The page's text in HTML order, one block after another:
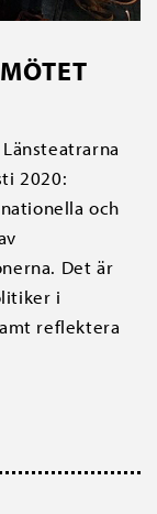
2020:
och
Det är
i
reflektera